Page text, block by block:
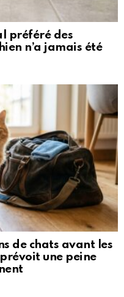
préféré des
n’a jamais été
de chats avant les
une peine